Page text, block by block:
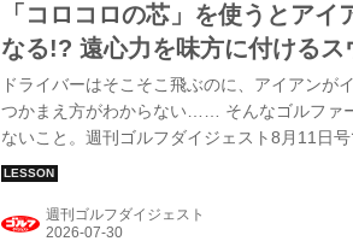
「コロコロの芯」を使うとア
なる!? 遠心力を味方に付ける
ドライバーはそこそこ飛ぶのに、アイアンが
つかまえ方がわからない…… そんなゴルファ
ないこと。週刊ゴルフダイジェスト8月11日号
て20年の林由寿プロに、ほかではお目にかか
週刊ゴルフダイジェスト